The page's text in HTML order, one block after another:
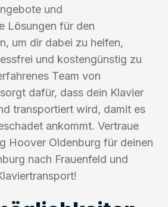
und
Lösungen für den
um dir dabei zu helfen,
und kostengünstig zu
Team von
dafür, dass dein Klavier
transportiert wird, damit es
ankommt. Vertraue
Hoover Oldenburg für deinen
nach Frauenfeld und